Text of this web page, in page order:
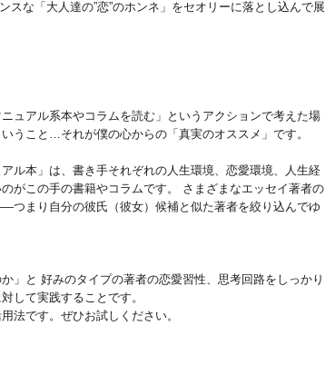
な「大人達の”恋”のホンネ」をセオリーに落とし込んで展
ュアル系本やコラムを読む」というアクションで考えた場
うこと…それが僕の心からの「真実のオススメ」です。
ル本」は、書き手それぞれの人生環境、恋愛環境、人生経
がこの手の書籍やコラムです。 さまざまなエッセイ著者の
まり自分の彼氏（彼女）候補と似た著者を絞り込んでゆ
」と 好みのタイプの著者の恋愛習性、思考回路をしっかり
して実践することです。
法です。ぜひお試しください。